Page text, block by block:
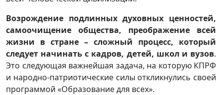
Возрождение подлинных духовных ценностей,
самоочищение общества, преображение всей
жизни в стране – сложный процесс, который
следует начинать с кадров, детей, школ и вузов.
Это следующая важнейшая задача, на которую КПРФ
и народно-патриотические силы откликнулись своей
программой «Образование для всех».